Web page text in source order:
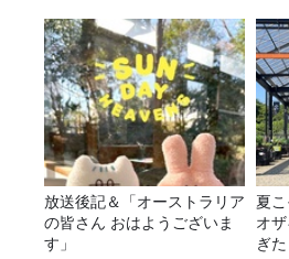
放送後記＆「オーストラリア
の皆さん おはようございま
す」
夏
オ
ぎた